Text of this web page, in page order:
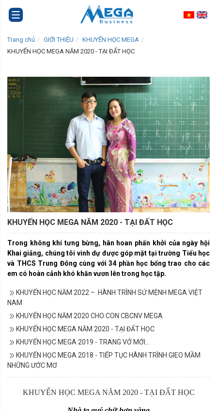
Trang chủ GIỚI THIỆU
KHUYẾN HỌC MEGA
KHUYẾN HỌC MEGA NĂM 2020 - TẠI ĐẤT HỌC
KHUYẾN HỌC MEGA NĂM 2020 - TẠI ĐẤT HỌC
Trong không khí tưng bừng, hân hoan phấn khởi của ngày hội
Khai giảng, chúng tôi vinh dự được góp mặt tại trường Tiểu học
và THCS Trung Đông cùng với 34 phần học bổng trao cho các
em có hoàn cảnh khó khăn vươn lên trong học tập.
KHUYẾN HỌC NĂM 2022 – HÀNH TRÌNH SỨ MỆNH MEGA VIỆT
NAM
KHUYẾN HỌC NĂM 2020 CHO CON CBCNV MEGA
KHUYẾN HỌC MEGA NĂM 2020 - TẠI ĐẤT HỌC
KHUYẾN HỌC MEGA 2019 - TRANG VỞ MỚI…
KHUYẾN HỌC MEGA 2018 - TIẾP TỤC HÀNH TRÌNH GIEO MẦM
NHỮNG ƯỚC MƠ
KHUYẾN HỌC MEGA NĂM 2020 - TẠI ĐẤT HỌC